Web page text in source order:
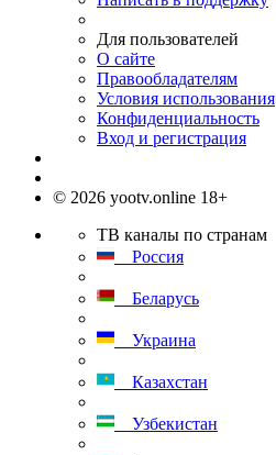
Для пользователей
О сайте
Правообладателям
Условия использования
Конфиденциальность
Вход и регистрация
© 2026 yootv.online 18+
ТВ каналы по странам
Россия
Беларусь
Украина
Казахстан
Узбекистан